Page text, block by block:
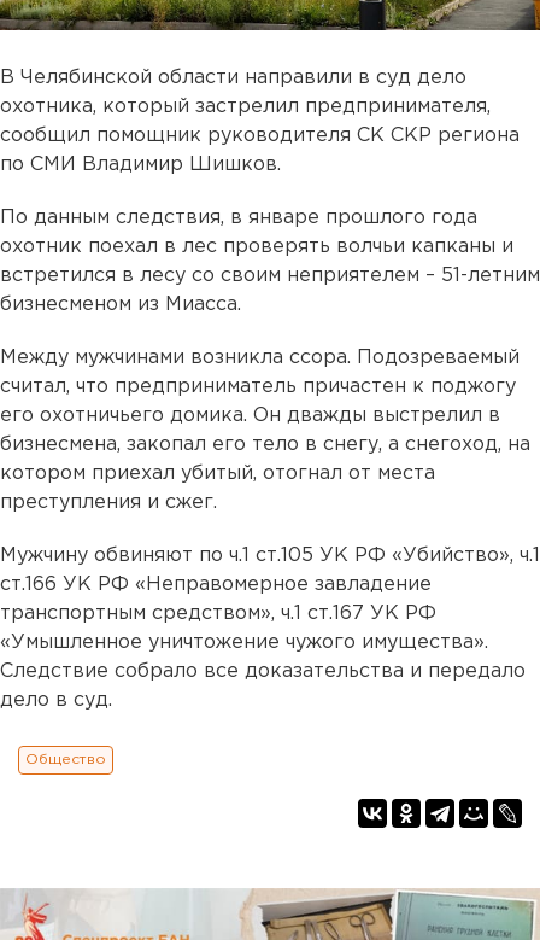
В Челябинской области направили в суд дело
охотника, который застрелил предпринимателя,
сообщил помощник руководителя СК СКР региона
по СМИ Владимир Шишков.
По данным следствия, в январе прошлого года
охотник поехал в лес проверять волчьи капканы и
встретился в лесу со своим неприятелем – 51-летним
бизнесменом из Миасса.
Между мужчинами возникла ссора. Подозреваемый
считал, что предприниматель причастен к поджогу
его охотничьего домика. Он дважды выстрелил в
бизнесмена, закопал его тело в снегу, а снегоход, на
котором приехал убитый, отогнал от места
преступления и сжег.
Мужчину обвиняют по ч.1 ст.105 УК РФ «Убийство», ч.1
ст.166 УК РФ «Неправомерное завладение
транспортным средством», ч.1 ст.167 УК РФ
«Умышленное уничтожение чужого имущества».
Следствие собрало все доказательства и передало
дело в суд.
Общество